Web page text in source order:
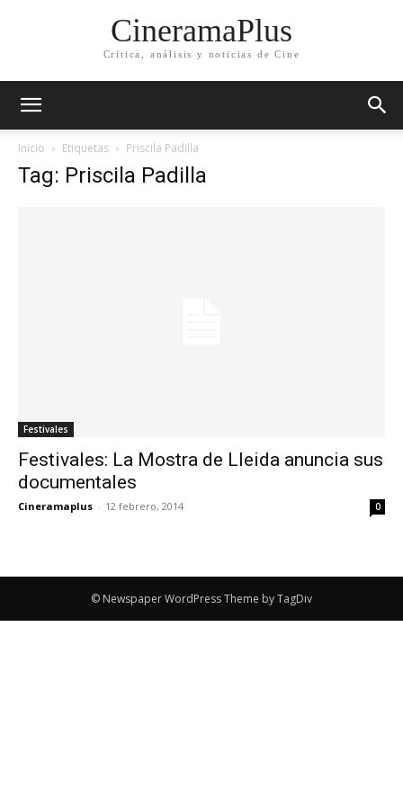
CineramaPlus
Crítica, análisis y noticias de Cine
Inicio Etiquetas Priscila Padilla
Tag: Priscila Padilla
Festivales
Festivales: La Mostra de Lleida anuncia sus
documentales
Cineramaplus - 12 febrero, 2014 0
© Newspaper WordPress Theme by TagDiv